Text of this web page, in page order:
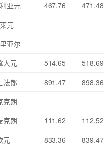
亚元
467.76 471.48
元
亚尔
大元
514.65 518.69
法郎
891.47 898.36
克朗
克朗
111.62 112.52
元
833.36 839.47